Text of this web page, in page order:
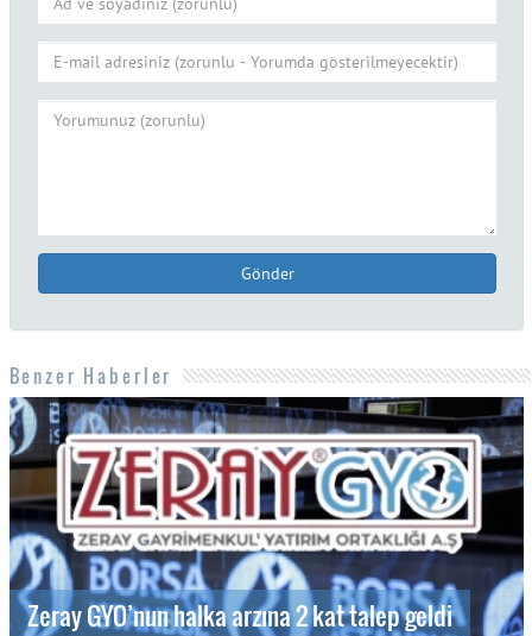
Gönder
Benzer Haberler
Zeray GYO’nun halka arzına 2 kat talep geldi